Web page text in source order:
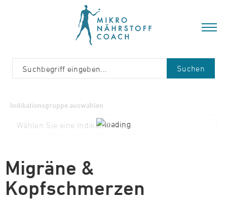
Suchen
Migräne &
Kopfschmerzen
Indikationsgruppe auswählen